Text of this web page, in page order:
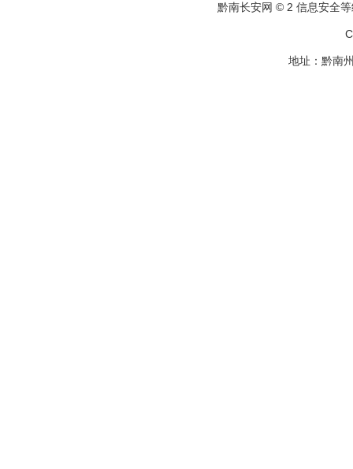
黔南长安网 © 2 信息安全
地址：黔南